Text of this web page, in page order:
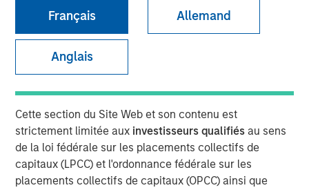
Français Allemand
Anglais
Cette section du Site Web et son contenu est
strictement limitée aux investisseurs qualifiésau sens
de la loi fédérale sur les placements collectifs de
capitaux (LPCC) et l'ordonnance fédérale sur les
placements collectifs de capitaux (OPCC) ainsi que
Brian Niles
Managing Director
Play